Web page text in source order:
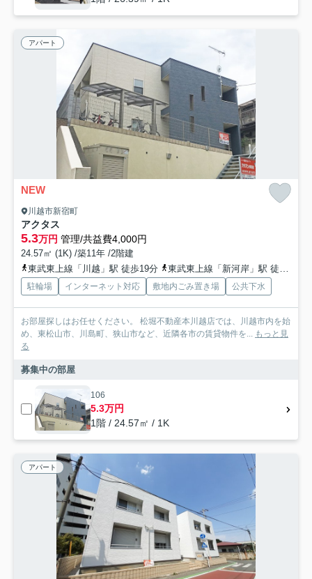
アパート
NEW
川越市新宿町
アクタス
5.3万円 管理/共益費4,000円
24.57㎡ (1K) /築11年 /2階建
東武東上線「川越」駅 徒歩19分
東武東上線「新河岸」駅 徒歩23分
駐輪場 インターネット対応 敷地内ごみ置き場 公共下水
お部屋探しはお任せください。 松堀不動産本川越店では、川越市内を始
め、東松山市、川島町、狭山市など、近隣各市の賃貸物件を...
もっと見
る
募集中の部屋
106
5.3万円
1階 / 24.57㎡ / 1K
アパート